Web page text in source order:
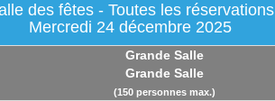
des fêtes - Toutes les réservations
Mercredi 24 décembre 2025
Grande Salle
Grande Salle
(150 personnes max.)